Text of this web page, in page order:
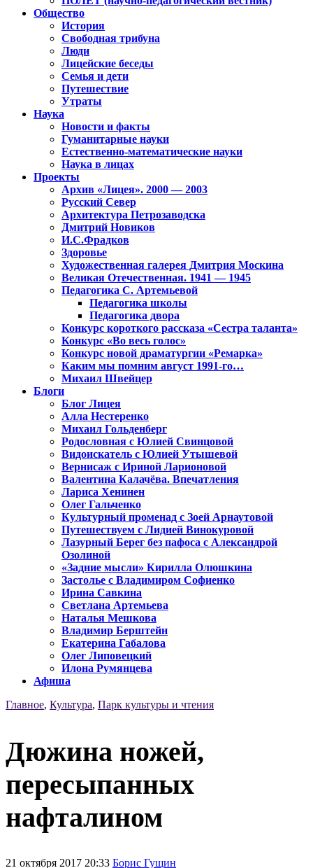
Общество
История
Свободная трибуна
Люди
Лицейские беседы
Семья и дети
Путешествие
Утраты
Наука
Новости и факты
Гуманитарные науки
Естественно-математические науки
Наука в лицах
Проекты
Архив «Лицея». 2000 — 2003
Русский Север
Архитектура Петрозаводска
Дмитрий Новиков
И.С.Фрадков
Здоровье
Художественная галерея Дмитрия Москина
Великая Отечественная. 1941 — 1945
Педагогика С. Артемьевой
Педагогика школы
Педагогика двора
Конкурс короткого рассказа «Сестра таланта»
Конкурс «Во весь голос»
Конкурс новой драматургии «Ремарка»
Каким мы помним август 1991-го…
Михаил Швейцер
Блоги
Блог Лицея
Алла Нестеренко
Михаил Гольденберг
Родословная с Юлией Свинцовой
Видоискатель с Юлией Утышевой
Вернисаж с Ириной Ларионовой
Валентина Калачёва. Впечатления
Лариса Хенинен
Олег Гальченко
Культурный променад с Зоей Арнаутовой
Путешествуем с Лидией Винокуровой
Лазурный Берег без пафоса с Александрой
Озолиной
«Задние мысли» Кирилла Олюшкина
Застолье с Владимиром Софиенко
Ирина Савкина
Светлана Артемьева
Наталья Мешкова
Владимир Берштейн
Екатерина Габалова
Олег Липовецкий
Илона Румянцева
Афиша
Главное, Культура, Парк культуры и чтения
Дюжина ножей,
пересыпанных
нафталином
21 октября 2017 20:33 Борис Гущин